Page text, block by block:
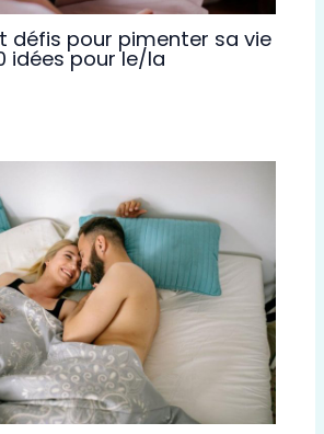
défis pour pimenter sa vie
idées pour le/la